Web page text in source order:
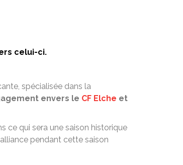
celui-ci.
spécialisée dans la
envers le CF Elche et
ce qui sera une saison historique
pendant cette saison